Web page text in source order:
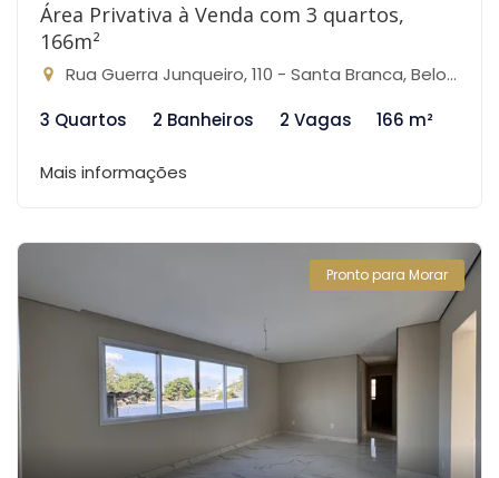
Área Privativa à Venda com 3 quartos,
166m²
Rua Guerra Junqueiro, 110 - Santa Branca, Belo Horizonte-MG
3 Quartos
2 Banheiros 2 Vagas 166 m²
Mais informações
Pronto para Morar